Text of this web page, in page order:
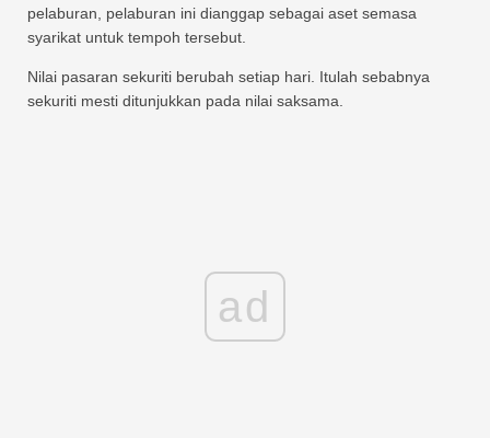
pelaburan, pelaburan ini dianggap sebagai aset semasa
syarikat untuk tempoh tersebut.
Nilai pasaran sekuriti berubah setiap hari. Itulah sebabnya
sekuriti mesti ditunjukkan pada nilai saksama.
ad